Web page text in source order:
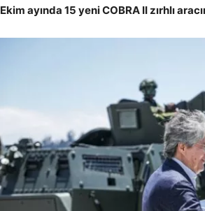
Ekim ayında 15 yeni COBRA II zırhlı